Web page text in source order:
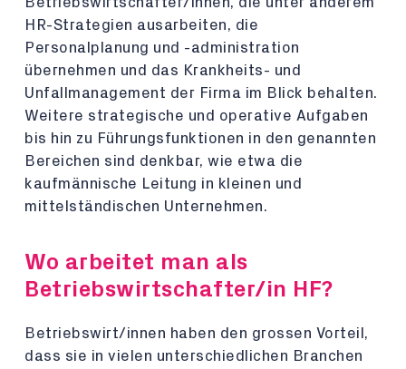
HR-Strategien ausarbeiten, die
Personalplanung und -administration
übernehmen und das Krankheits- und
Unfallmanagement der Firma im Blick behalten.
Weitere strategische und operative Aufgaben
bis hin zu Führungsfunktionen in den genannten
Bereichen sind denkbar, wie etwa die
kaufmännische Leitung in kleinen und
mittelständischen Unternehmen.
Wo arbeitet man als
Betriebswirtschafter/in HF?
Betriebswirt/innen haben den grossen Vorteil,
dass sie in vielen unterschiedlichen Branchen